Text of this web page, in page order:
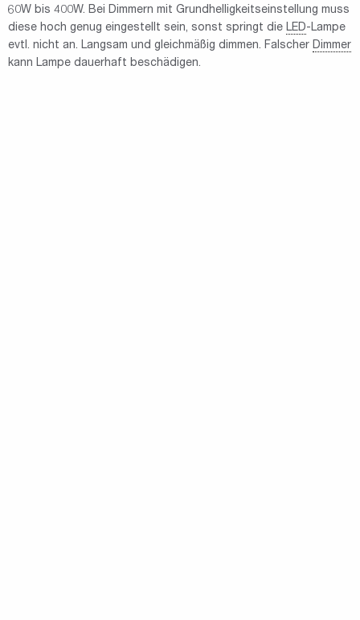
60W bis 400W. Bei Dimmern mit Grundhelligkeitseinstellung muss
diese hoch genug eingestellt sein, sonst springt die LED-Lampe
evtl. nicht an. Langsam und gleichmäßig dimmen. Falscher Dimmer
kann Lampe dauerhaft beschädigen.